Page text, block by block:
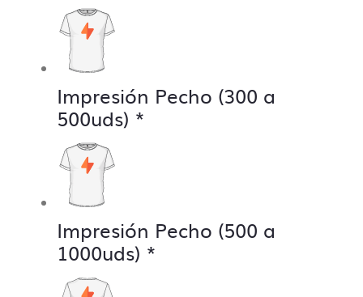
Impresión Pecho (300 a
500uds) *
Impresión Pecho (500 a
1000uds) *